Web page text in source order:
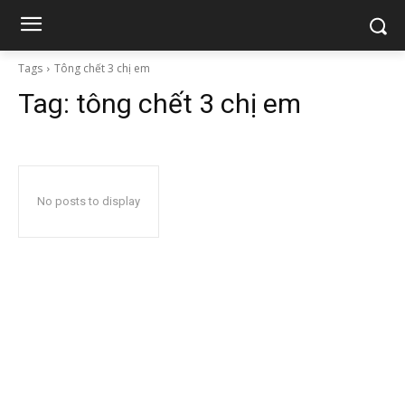
Tags Tông chết 3 chị em
Tag: tông chết 3 chị em
No posts to display